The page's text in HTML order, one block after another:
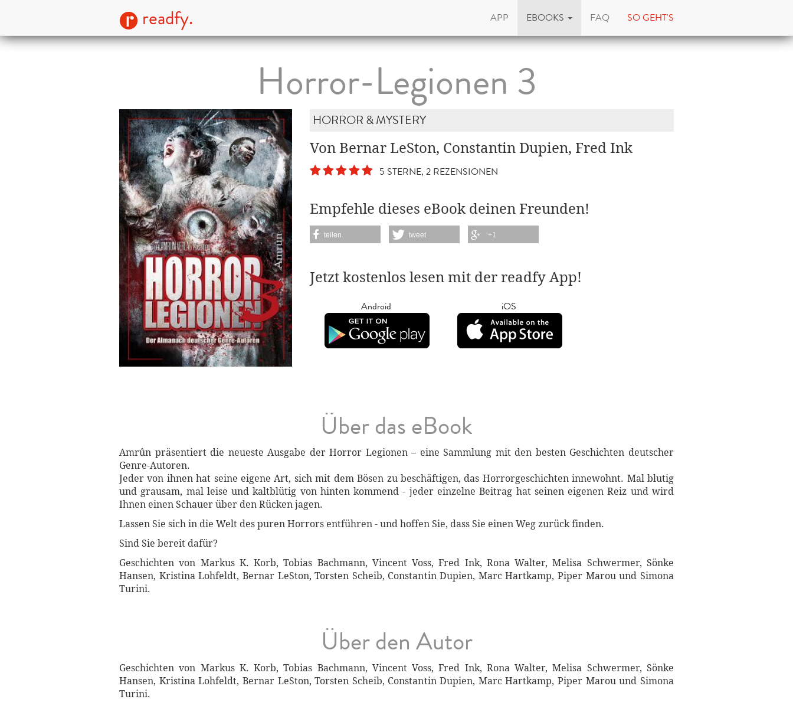
readfy. APP EBOOKS FAQ SO GEHT'S
Horror-Legionen 3
HORROR & MYSTERY
Von Bernar LeSton, Constantin Dupien, Fred Ink
5 STERNE, 2 REZENSIONEN
Empfehle dieses eBook deinen Freunden!
teilen tweet +1
Jetzt kostenlos lesen mit der readfy App!
Android iOS
Über das eBook
Amrûn präsentiert die neueste Ausgabe der Horror Legionen – eine Sammlung mit den besten Geschichten deutscher
Genre-Autoren.
Jeder von ihnen hat seine eigene Art, sich mit dem Bösen zu beschäftigen, das Horrorgeschichten innewohnt. Mal blutig
und grausam, mal leise und kaltblütig von hinten kommend - jeder einzelne Beitrag hat seinen eigenen Reiz und wird
Ihnen einen Schauer über den Rücken jagen.
Lassen Sie sich in die Welt des puren Horrors entführen - und hoffen Sie, dass Sie einen Weg zurück finden.
Sind Sie bereit dafür?
Geschichten von Markus K. Korb, Tobias Bachmann, Vincent Voss, Fred Ink, Rona Walter, Melisa Schwermer, Sönke
Hansen, Kristina Lohfeldt, Bernar LeSton, Torsten Scheib, Constantin Dupien, Marc Hartkamp, Piper Marou und Simona
Turini.
Über den Autor
Geschichten von Markus K. Korb, Tobias Bachmann, Vincent Voss, Fred Ink, Rona Walter, Melisa Schwermer, Sönke
Hansen, Kristina Lohfeldt, Bernar LeSton, Torsten Scheib, Constantin Dupien, Marc Hartkamp, Piper Marou und Simona
Turini.